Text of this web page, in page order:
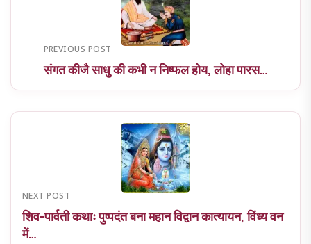
PREVIOUS POST
संगत कीजै साधु की कभी न निष्फल होय, लोहा पारस…
NEXT POST
शिव-पार्वती कथाः पुष्पदंत बना महान विद्वान कात्यायन, विंध्य वन
में…